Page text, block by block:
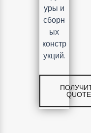
уры и
сборн
ых
констр
укций.
QUOTE